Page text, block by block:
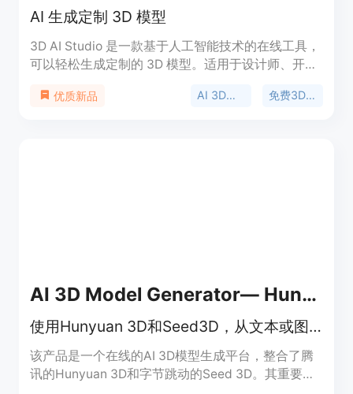
AI 生成定制 3D 模型
3D AI Studio 是一款基于人工智能技术的在线工具，
可以轻松生成定制的 3D 模型。适用于设计师、开发
过AI生成器快速创建3D模型，并以FBX、GLB或
优质新品 AI 3D模型生成 免费3D模型
AI 3D Model Generator— Hunyuan 3D &amp; Seed 3D
使用Hunyuan 3D和Seed3D，从文本或图像生成AI 3D模型，免费在线生成。
该产品是一个在线的AI 3D模型生成平台，整合了腾
讯的Hunyuan 3D和字节跳动的Seed 3D。其重要性